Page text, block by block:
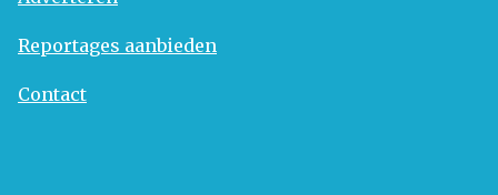
Reportages aanbieden
Contact